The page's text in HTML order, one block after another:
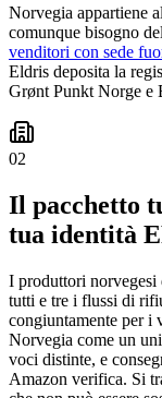
Norvegia appartiene
comunque bisogno
venditori con sede
Eldris deposita la
Grønt Punkt Norge e
02
Il pacchetto
tua identità
I produttori norvegesi
tutti e tre i flussi di
congiuntamente per i
Norvegia come un
voci distinte, e
Amazon verifica. Si